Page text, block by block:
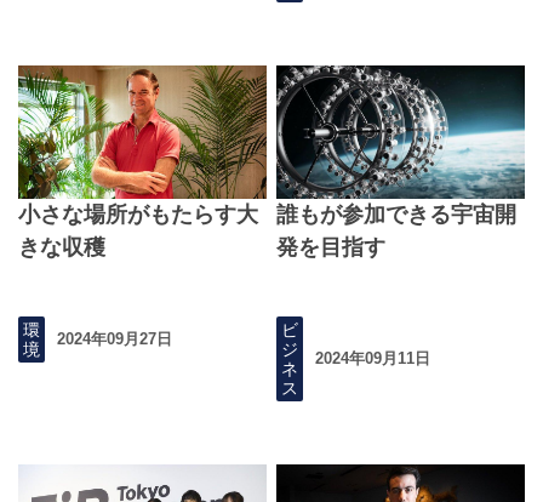
小さな場所がもたらす大
きな収穫
環
境
2024年09月27日
誰もが参加できる宇宙開
発を目指す
ビ
ジ
ネ
ス
2024年09月11日